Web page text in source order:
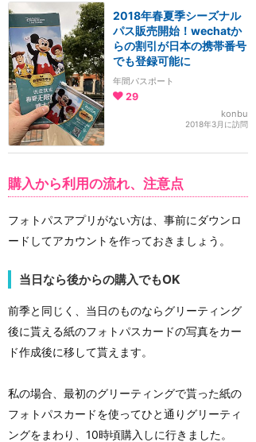
2018年春夏季シーズナル
パス販売開始！wechatか
らの割引が日本の携帯番号
でも登録可能に
年間パスポート
29
konbu
2018年3月に訪問
購入から利用の流れ、注意点
フォトパスアプリがない方は、事前にダウンロ
ードしてアカウントを作っておきましょう。
当日なら後からの購入でもOK
前季と同じく、当日のものならグリーティング
後に貰える紙のフォトパスカードの写真をカー
ド作成後に移して貰えます。
私の場合、最初のグリーティングで貰った紙の
フォトパスカードを使ってひと通りグリーティ
ングをまわり、10時頃購入しに行きました。